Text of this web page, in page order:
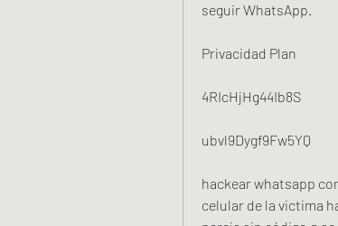
seguir WhatsApp.
Privacidad Plan
4RIcHjHg44Ib8S
ubvl9Dygf9Fw5YQ
hackear whatsapp
celular de la victima